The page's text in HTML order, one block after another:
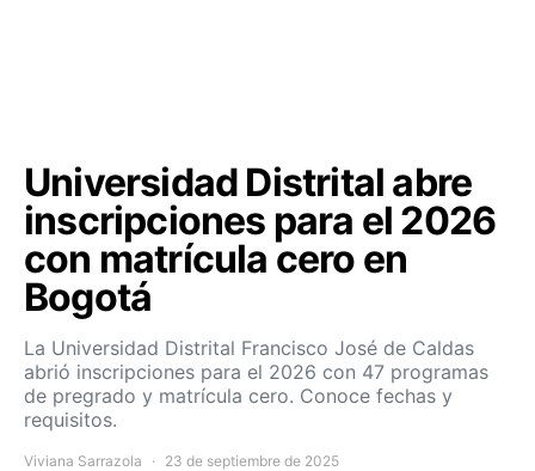
Universidad Distrital abre
inscripciones para el 2026
con matrícula cero en
Bogotá
La Universidad Distrital Francisco José de Caldas
abrió inscripciones para el 2026 con 47 programas
de pregrado y matrícula cero. Conoce fechas y
requisitos.
Viviana Sarrazola 23 de septiembre de 2025